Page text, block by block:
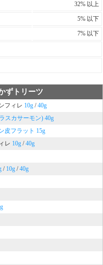
32% 以上
5% 以下
7% 以下
ずトリーツ
フィレ 10g /40g
スカサーモン) 40g
皮フラット 15g
レ 10g /40g
/ 10g /40g